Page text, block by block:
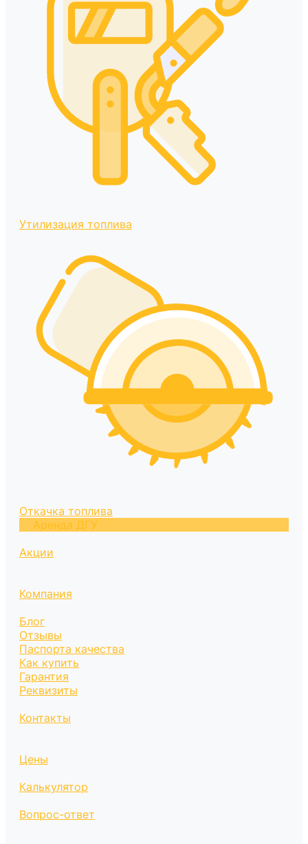
Утилизация топлива
Откачка топлива
Аренда ДГУ
Акции
Компания
Блог
Отзывы
Паспорта качества
Как купить
Гарантия
Реквизиты
Контакты
Цены
Калькулятор
Вопрос-ответ